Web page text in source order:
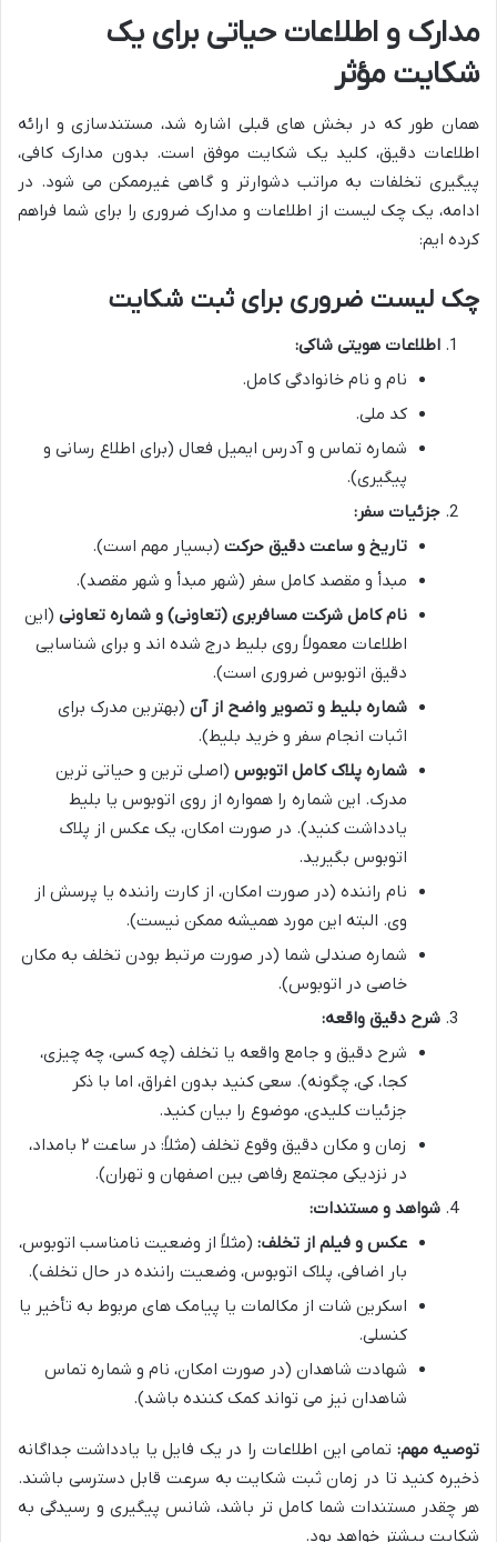
مدارک و اطلاعات حیاتی برای یک
شکایت مؤثر
همان طور که در بخش های قبلی اشاره شد، مستندسازی و ارائه
اطلاعات دقیق، کلید یک شکایت موفق است. بدون مدارک کافی،
پیگیری تخلفات به مراتب دشوارتر و گاهی غیرممکن می شود. در
ادامه، یک چک لیست از اطلاعات و مدارک ضروری را برای شما فراهم
کرده ایم:
چک لیست ضروری برای ثبت شکایت
اطلاعات هویتی شاکی:
نام و نام خانوادگی کامل.
کد ملی.
شماره تماس و آدرس ایمیل فعال (برای اطلاع رسانی و
پیگیری).
جزئیات سفر:
تاریخ و ساعت دقیق حرکت (بسیار مهم است).
مبدأ و مقصد کامل سفر (شهر مبدأ و شهر مقصد).
نام کامل شرکت مسافربری (تعاونی) و شماره تعاونی (این
اطلاعات معمولاً روی بلیط درج شده اند و برای شناسایی
دقیق اتوبوس ضروری است).
شماره بلیط و تصویر واضح از آن (بهترین مدرک برای
اثبات انجام سفر و خرید بلیط).
شماره پلاک کامل اتوبوس (اصلی ترین و حیاتی ترین
مدرک. این شماره را همواره از روی اتوبوس یا بلیط
یادداشت کنید). در صورت امکان، یک عکس از پلاک
اتوبوس بگیرید.
نام راننده (در صورت امکان، از کارت راننده یا پرسش از
وی. البته این مورد همیشه ممکن نیست).
شماره صندلی شما (در صورت مرتبط بودن تخلف به مکان
خاصی در اتوبوس).
شرح دقیق واقعه:
شرح دقیق و جامع واقعه یا تخلف (چه کسی، چه چیزی،
کجا، کی، چگونه). سعی کنید بدون اغراق، اما با ذکر
جزئیات کلیدی، موضوع را بیان کنید.
زمان و مکان دقیق وقوع تخلف (مثلاً: در ساعت ۲ بامداد،
در نزدیکی مجتمع رفاهی بین اصفهان و تهران).
شواهد و مستندات:
عکس و فیلم از تخلف: (مثلاً از وضعیت نامناسب اتوبوس،
بار اضافی، پلاک اتوبوس، وضعیت راننده در حال تخلف).
اسکرین شات از مکالمات یا پیامک های مربوط به تأخیر یا
کنسلی.
شهادت شاهدان (در صورت امکان، نام و شماره تماس
شاهدان نیز می تواند کمک کننده باشد).
توصیه مهم: تمامی این اطلاعات را در یک فایل یا یادداشت جداگانه
ذخیره کنید تا در زمان ثبت شکایت به سرعت قابل دسترسی باشند.
هر چقدر مستندات شما کامل تر باشد، شانس پیگیری و رسیدگی به
شکایت بیشتر خواهد بود.